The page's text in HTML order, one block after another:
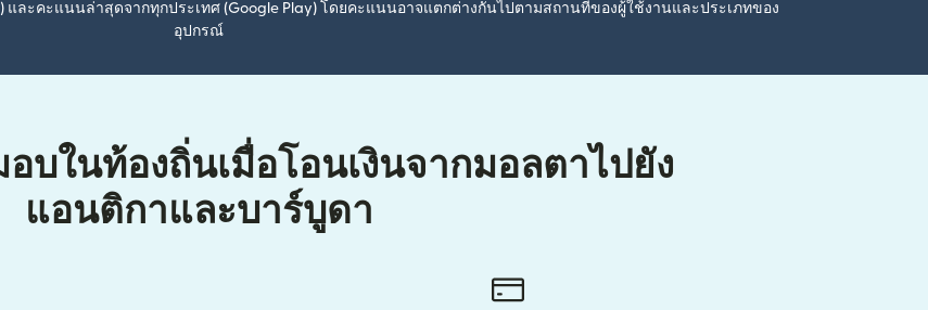
ละคะแนนล่าสุดจากทุกประเทศ (Google Play) โดยคะแนนอาจแตกต่างกันไปตามสถานที่ของผู้ใช้งานและประเภทของ
อุปกรณ์
บในท้องถิ่นเมื่อโอนเงินจากมอลตาไปยัง
แอนติกาและบาร์บูดา